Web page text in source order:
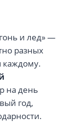
и лед» —
разных
каждому.
на день
год,